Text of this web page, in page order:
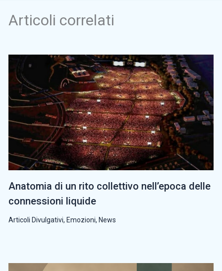
Articoli correlati
Anatomia di un rito collettivo nell’epoca delle
connessioni liquide
Articoli Divulgativi, Emozioni, News